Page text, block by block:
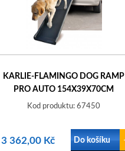
KARLIE-FLAMINGO DOG RAMP
PRO AUTO 154X39X70CM
Kod produktu: 67450
3 362,00 Kč Do košíku